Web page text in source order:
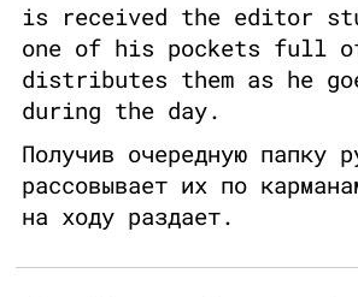
is received the editor
one of his pockets full of
distributes them as he
during the day.
Получив очередную папку
рассовывает их по
на ходу раздает.